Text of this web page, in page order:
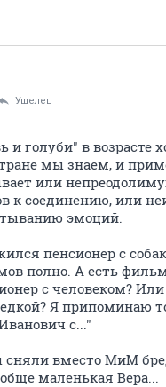
Ушелец
и голуби" в возрасте
мы знаем, и
или
к соединению, или
эмоций.
пенсионер с
полно. А есть
с человеком? Или
Я припоминаю
с..."
сняли вместо МиМ
маленькая Вера...